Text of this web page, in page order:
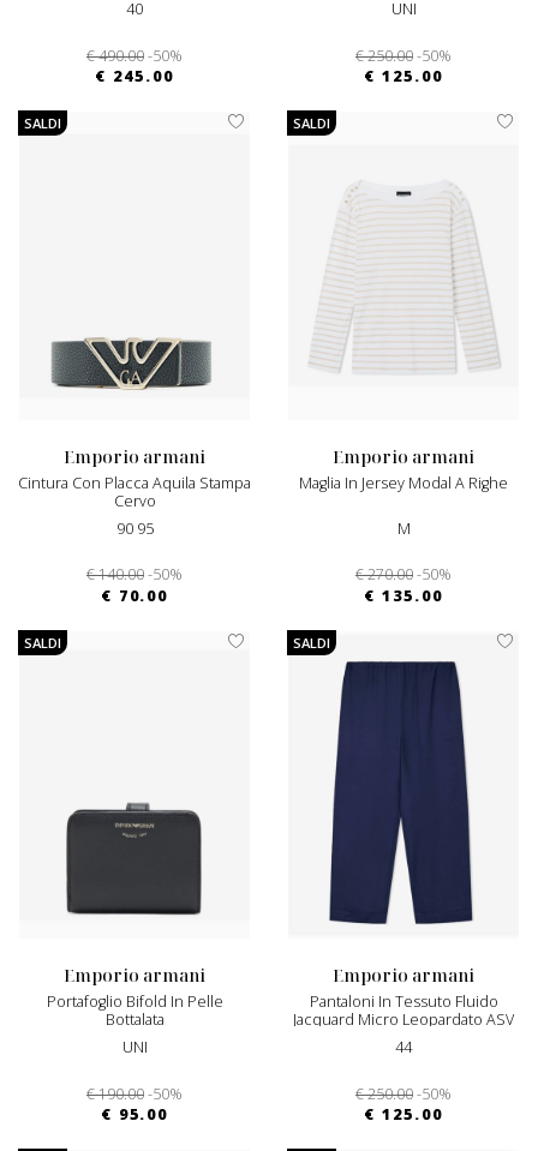
40
€ 490.00-50%
€ 245.00
UNI
€ 250.00-50%
€ 125.00
SALDI
emporio armani
Cintura Con Placca Aquila Stampa
Cervo
90 95
€ 140.00-50%
€ 70.00
SALDI
emporio armani
Maglia In Jersey Modal A Righe
M
€ 270.00-50%
€ 135.00
SALDI
emporio armani
Portafoglio Bifold In Pelle
Bottalata
UNI
€ 190.00-50%
€ 95.00
SALDI
emporio armani
Pantaloni In Tessuto Fluido
Jacquard Micro Leopardato ASV
44
€ 250.00-50%
€ 125.00